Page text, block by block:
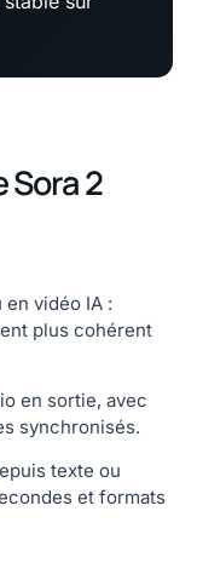
Sora 2
vidéo IA :
plus cohérent
en sortie, avec
synchronisés.
texte ou
et formats